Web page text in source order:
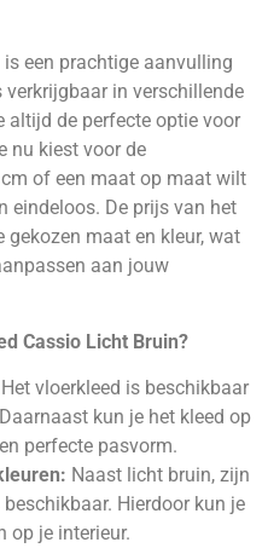
een prachtige aanvulling
in verschillende
altijd de perfecte optie voor
nu kiest voor de
of een maat op maat wilt
eindeloos. De prijs van het
maat en kleur, wat
aan jouw
Cassio Licht Bruin?
Het vloerkleed is beschikbaar
kun je het kleed op
perfecte pasvorm.
Naast licht bruin, zijn
Hierdoor kun je
op je interieur.